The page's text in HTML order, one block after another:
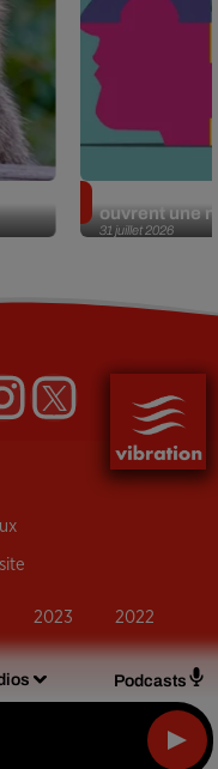
Podcasts
31 juillet 2026
ouvrent une
2023 2022